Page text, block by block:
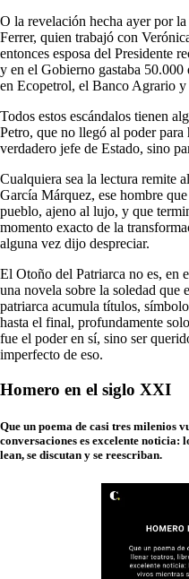
O la revelación hecha ayer por
Ferrer, quien trabajó con
entonces esposa del Presidente
y en el Gobierno gastaba 50.000
en Ecopetrol, el Banco Agrario
Todos estos escándalos tienen
Petro, que no llegó al poder
verdadero jefe de Estado, sino
Cualquiera sea la lectura remite
García Márquez, ese hombre
pueblo, ajeno al lujo, y que
momento exacto de la
alguna vez dijo despreciar.
El Otoño del Patriarca no es, en
una novela sobre la soledad que
patriarca acumula títulos,
hasta el final, profundamente
fue el poder en sí, sino ser
imperfecto de eso.
Homero en el siglo XXI
Que un poema de casi tres milenios
conversaciones es excelente noticia:
lean, se discutan y se reescriban.